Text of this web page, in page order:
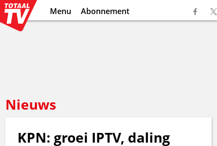
Menu Abonnement
Nieuws
KPN: groei IPTV, daling